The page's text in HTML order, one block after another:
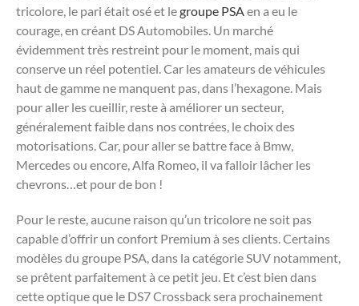
tricolore, le pari était osé et legroupe PSAen a eu le
courage, en créant DS Automobiles. Un marché
évidemment très restreint pour le moment, mais qui
conserve un réel potentiel. Car les amateurs de véhicules
haut de gamme ne manquent pas, dans l’hexagone. Mais
pour aller les cueillir, reste à améliorer un secteur,
généralement faible dans nos contrées, le choix des
motorisations. Car, pour aller se battre face à Bmw,
Mercedes ou encore, Alfa Romeo, il va falloir lâcher les
chevrons…et pour de bon !
Pour le reste, aucune raison qu’un tricolore ne soit pas
capable d’offrir un confort Premium à ses clients. Certains
modèles du groupe PSA, dans la catégorie SUV notamment,
se prêtent parfaitement à ce petit jeu. Et c’est bien dans
cette optique que le DS7 Crossback sera prochainement